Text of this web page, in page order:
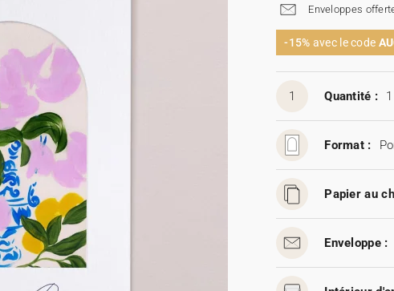
Enveloppes
-15% avec le code
1 Quantité : 1
Format :
Papier au
Enveloppe :